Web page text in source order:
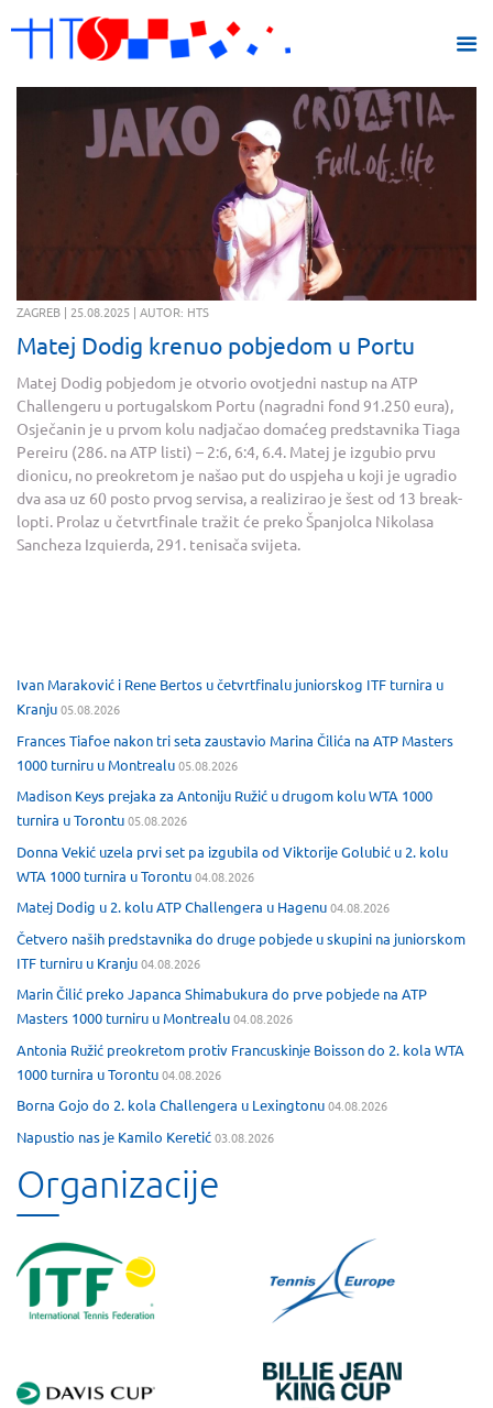
ZAGREB | 25.08.2025 | AUTOR: HTS
Matej Dodig krenuo pobjedom u Portu
Matej Dodig pobjedom je otvorio ovotjedni nastup na ATP
Challengeru u portugalskom Portu (nagradni fond 91.250 eura),
Osječanin je u prvom kolu nadjačao domaćeg predstavnika Tiaga
Pereiru (286. na ATP listi) – 2:6, 6:4, 6.4. Matej je izgubio prvu
dionicu, no preokretom je našao put do uspjeha u koji je ugradio
dva asa uz 60 posto prvog servisa, a realizirao je šest od 13 break-
lopti. Prolaz u četvrtfinale tražit će preko Španjolca Nikolasa
Sancheza Izquierda, 291. tenisača svijeta.
Ivan Maraković i Rene Bertos u četvrtfinalu juniorskog ITF turnira u
Kranju05.08.2026
Frances Tiafoe nakon tri seta zaustavio Marina Čilića na ATP Masters
1000 turniru u Montrealu05.08.2026
Madison Keys prejaka za Antoniju Ružić u drugom kolu WTA 1000
turnira u Torontu05.08.2026
Donna Vekić uzela prvi set pa izgubila od Viktorije Golubić u 2. kolu
WTA 1000 turnira u Torontu04.08.2026
Matej Dodig u 2. kolu ATP Challengera u Hagenu04.08.2026
Četvero naših predstavnika do druge pobjede u skupini na juniorskom
ITF turniru u Kranju04.08.2026
Marin Čilić preko Japanca Shimabukura do prve pobjede na ATP
Masters 1000 turniru u Montrealu04.08.2026
Antonia Ružić preokretom protiv Francuskinje Boisson do 2. kola WTA
1000 turnira u Torontu04.08.2026
Borna Gojo do 2. kola Challengera u Lexingtonu04.08.2026
Napustio nas je Kamilo Keretić03.08.2026
Organizacije